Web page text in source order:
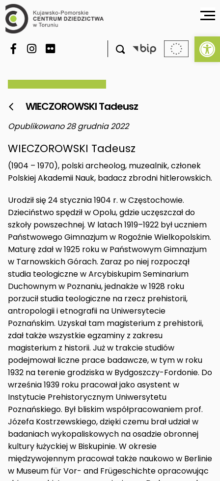

 WIECZOROWSKI Tadeusz
Opublikowano 28 grudnia 2022
WIECZOROWSKI Tadeusz
(1904 – 1970), polski archeolog, muzealnik, członek
Polskiej Akademii Nauk, badacz zbrodni hitlerowskich.
Urodził się 24 stycznia 1904 r. w Częstochowie.
Dzieciństwo spędził w Opolu, gdzie uczęszczał do
szkoły powszechnej. W latach 1919–1922 był uczniem
Państwowego Gimnazjum w Rogoźnie Wielkopolskim.
Maturę zdał w 1925 roku w Państwowym Gimnazjum
w Tarnowskich Górach. Zaraz po niej rozpoczął
studia teologiczne w Arcybiskupim Seminarium
Duchownym w Poznaniu, jednakże w 1928 roku
porzucił studia teologiczne na rzecz prehistorii,
antropologii i etnografii na Uniwersytecie
Poznańskim. Uzyskał tam magisterium z prehistorii,
zdał także wszystkie egzaminy z zakresu
magisterium z historii. Już w trakcie studiów
podejmował liczne prace badawcze, w tym w roku
1932 na terenie grodziska w Bydgoszczy-Fordonie. Do
września 1939 roku pracował jako asystent w
Instytucie Prehistorycznym Uniwersytetu
Poznańskiego. Był bliskim współpracowaniem prof.
Józefa Kostrzewskiego, dzięki czemu brał udział w
badaniach wykopaliskowych na osadzie obronnej
kultury łużyckiej w Biskupinie. W okresie
międzywojennym pracował także naukowo w Berlinie
w Museum für Vor- and Frügeschichte opracowując